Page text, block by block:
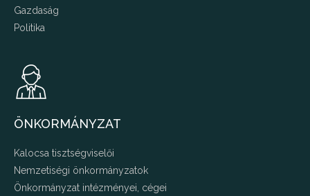
Gazdaság
Politika
ÖNKORMÁNYZAT
Kalocsa tisztségviselői
Nemzetiségi önkormányzatok
Önkormányzat intézményei, cégei